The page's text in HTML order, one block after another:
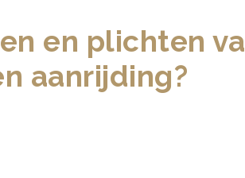
en plichten
aanrijding?